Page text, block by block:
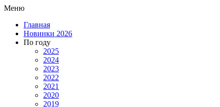
Меню
Главная
Новинки 2026
По году
2025
2024
2023
2022
2021
2020
2019